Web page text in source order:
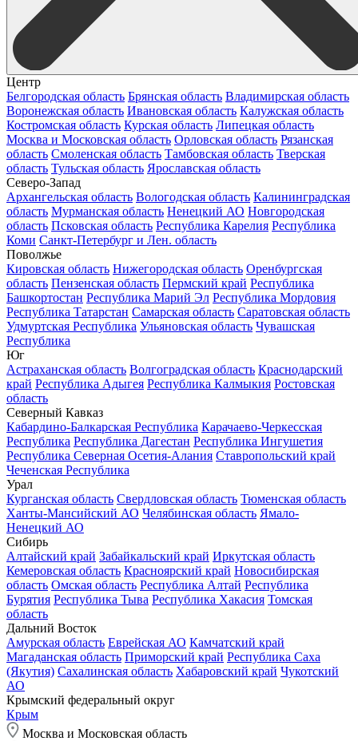
Центр
Белгородская область Брянская область Владимирская область
Воронежская область Ивановская область Калужская область
Костромская область Курская область Липецкая область
Москва и Московская область Орловская область Рязанская
область Смоленская область Тамбовская область Тверская
область Тульская область Ярославская область
Северо-Запад
Архангельская область Вологодская область Калининградская
область Мурманская область Ненецкий АО Новгородская
область Псковская область Республика Карелия Республика
Коми Санкт-Петербург и Лен. область
Поволжье
Кировская область Нижегородская область Оренбургская
область Пензенская область Пермский край Республика
Башкортостан Республика Марий Эл Республика Мордовия
Республика Татарстан Самарская область Саратовская область
Удмуртская Республика Ульяновская область Чувашская
Республика
Юг
Астраханская область Волгоградская область Краснодарский
край Республика Адыгея Республика Калмыкия Ростовская
область
Северный Кавказ
Кабардино-Балкарская Республика Карачаево-Черкесская
Республика Республика Дагестан Республика Ингушетия
Республика Северная Осетия-Алания Ставропольский край
Чеченская Республика
Урал
Курганская область Свердловская область Тюменская область
Ханты-Мансийский АО Челябинская область Ямало-
Ненецкий АО
Сибирь
Алтайский край Забайкальский край Иркутская область
Кемеровская область Красноярский край Новосибирская
область Омская область Республика Алтай Республика
Бурятия Республика Тыва Республика Хакасия Томская
область
Дальний Восток
Амурская область Еврейская АО Камчатский край
Магаданская область Приморский край Республика Саха
(Якутия) Сахалинская область Хабаровский край Чукотский
АО
Крымский федеральный округ
Крым
Москва и Московская область